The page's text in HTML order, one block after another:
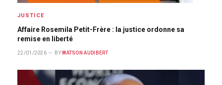
JUSTICE
Affaire Rosemila Petit-Frère : la justice ordonne sa
remise en liberté
22/01/2026 BY WATSON AUDIBERT